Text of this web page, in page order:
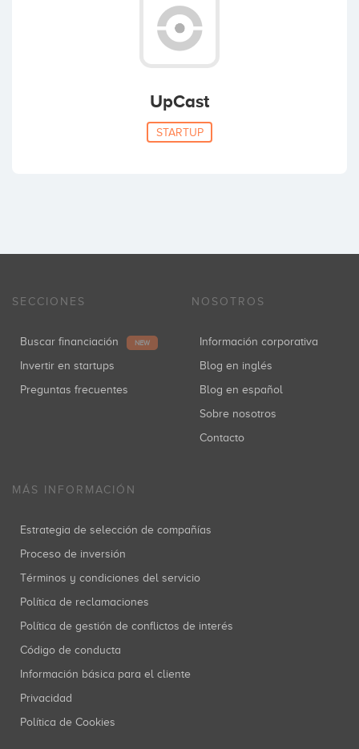
UpCast
STARTUP
SECCIONES
Buscar financiación NEW
Invertir en startups
Preguntas frecuentes
NOSOTROS
Información corporativa
Blog en inglés
Blog en español
Sobre nosotros
Contacto
MÁS INFORMACIÓN
Estrategia de selección de compañías
Proceso de inversión
Términos y condiciones del servicio
Política de reclamaciones
Política de gestión de conflictos de interés
Código de conducta
Información básica para el cliente
Privacidad
Política de Cookies